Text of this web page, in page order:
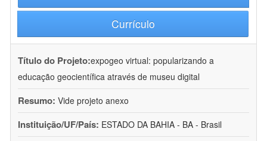
Currículo
Título do Projeto:expogeo virtual: popularizando a
educação geocientífica através de museu digital
Resumo: Vide projeto anexo
Instituição/UF/País: ESTADO DA BAHIA - BA - Brasil